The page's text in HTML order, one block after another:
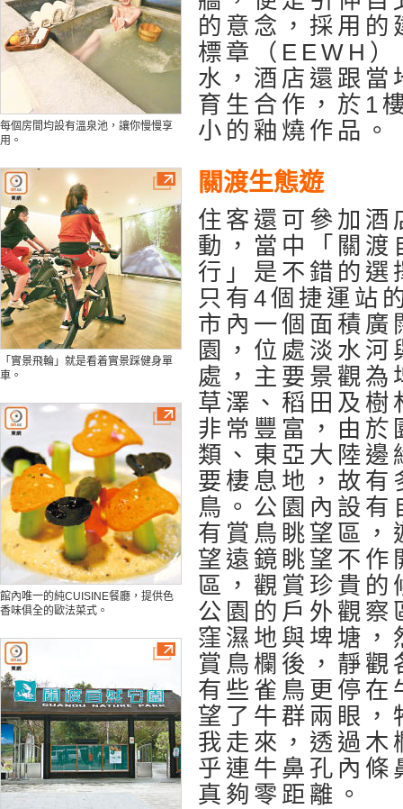
每個房間均設有溫泉池，讓你慢慢享
用。
「實景飛輪」就是看着實景踩健身單
車。
館內唯一的純CUISINE餐廳，提供色
香味俱全的歐法菜式。
的意念，採用
標章（EEWH
水，酒店還跟當
育生合作，於1
小的釉燒作品。
關渡生態遊
住客還可參加酒
動，當中「關渡
行」是不錯的選
只有4個捷運站
市內一個面積廣
園，位處淡水
處，主要景觀為
草澤、稻田及樹
非常豐富，由於
類、東亞大陸邊
要棲息地，故
鳥。公園內設
有賞鳥眺望區，
望遠鏡眺望不作
區，觀賞珍貴的
公園的戶外觀察
窪濕地與埤塘，
賞鳥欄後，靜
有些雀鳥更停在
望了牛群兩眼，
我走來，透過木
乎連牛鼻孔內條
真夠零距離。